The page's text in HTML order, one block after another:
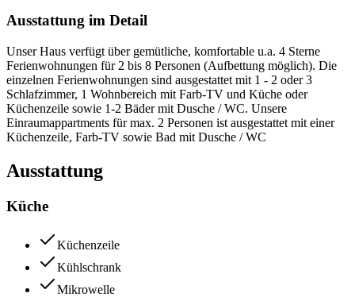
Ausstattung im Detail
Unser Haus verfügt über gemütliche, komfortable u.a. 4 Sterne
Ferienwohnungen für 2 bis 8 Personen (Aufbettung möglich). Die
einzelnen Ferienwohnungen sind ausgestattet mit 1 - 2 oder 3
Schlafzimmer, 1 Wohnbereich mit Farb-TV und Küche oder
Küchenzeile sowie 1-2 Bäder mit Dusche / WC. Unsere
Einraumappartments für max. 2 Personen ist ausgestattet mit einer
Küchenzeile, Farb-TV sowie Bad mit Dusche / WC
Ausstattung
Küche
Küchenzeile
Kühlschrank
Mikrowelle